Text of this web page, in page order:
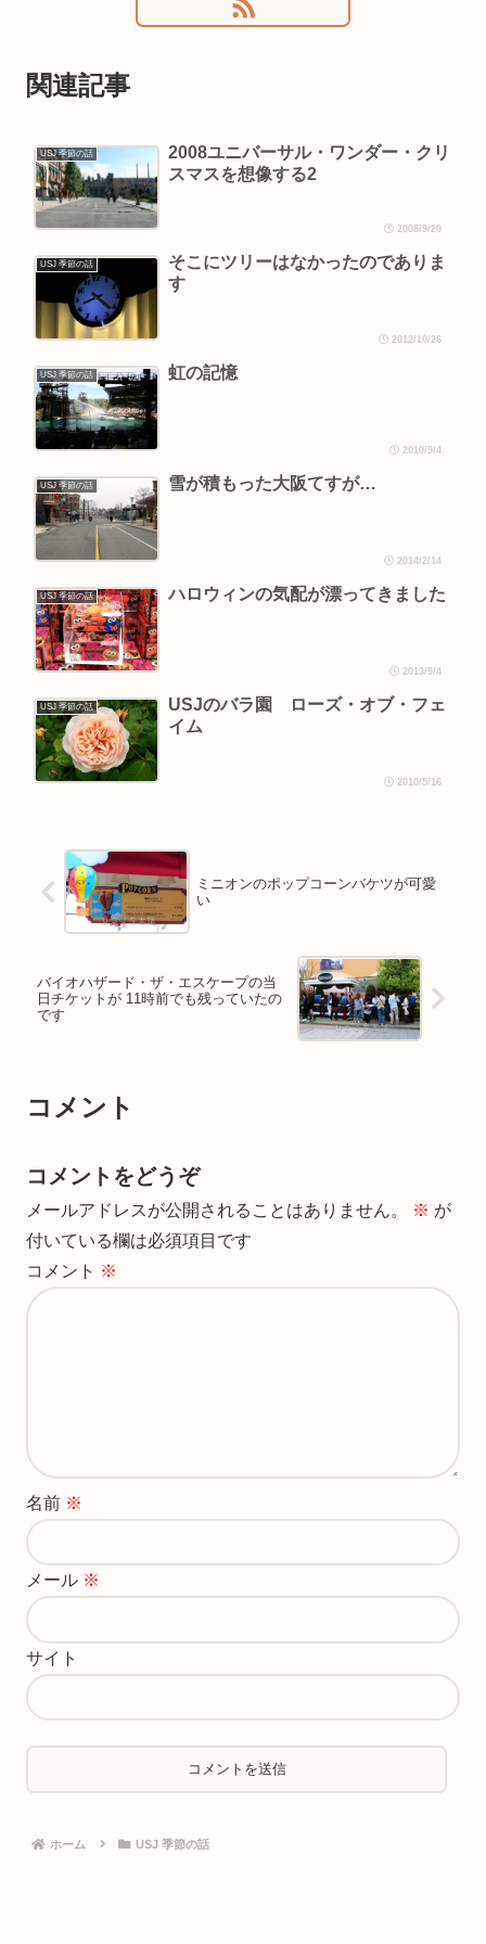
関連記事
USJ 季節の話
2008ユニバーサル・ワンダー・クリ
スマスを想像する2
2008/9/20
USJ 季節の話
そこにツリーはなかったのでありま
す
2012/10/26
USJ 季節の話 虹の記憶
2010/9/4
USJ 季節の話 雪が積もった大阪てすが…
2014/2/14
USJ 季節の話 ハロウィンの気配が漂ってきました
2013/9/4
USJ 季節の話
USJのバラ園 ローズ・オブ・フェ
イム
2010/5/16
ミニオンのポップコーンバケツが可愛
い
バイオハザード・ザ・エスケープの当
日チケットが 11時前でも残っていたの
です
コメント
コメントをどうぞ
メールアドレスが公開されることはありません。 ※ が
付いている欄は必須項目です
コメント ※
名前 ※
メール ※
サイト
ホーム USJ 季節の話